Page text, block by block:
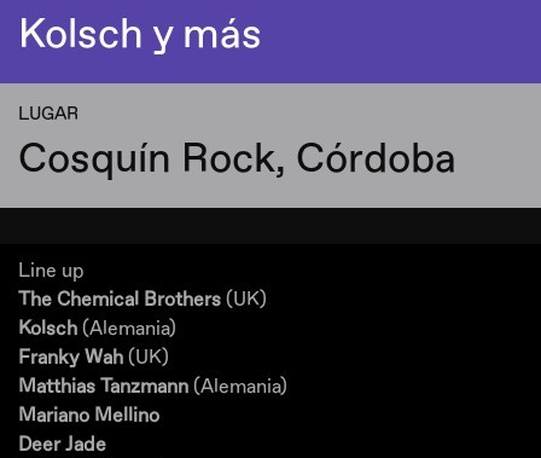
Kolsch y más
LUGAR
Cosquín Rock, Córdoba
Line up
The Chemical Brothers (UK)
Kolsch (Alemania)
Franky Wah (UK)
Matthias Tanzmann (Alemania)
Mariano Mellino
Deer Jade